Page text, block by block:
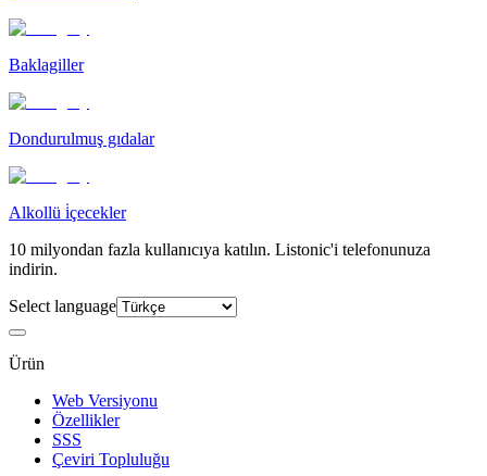
Baklagiller
Dondurulmuş gıdalar
Alkollü i̇çecekler
10 milyondan fazla kullanıcıya katılın. Listonic'i telefonunuza
indirin.
Select language
Ürün
Web Versiyonu
Özellikler
SSS
Çeviri Topluluğu